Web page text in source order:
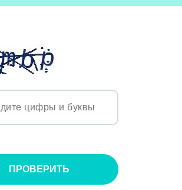
ПРОВЕРИТЬ